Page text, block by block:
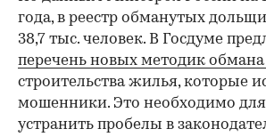
00:00 / 00:00
года, в реестр обманутых
38,7 тыс. человек. В Госдуме
перечень новых методик обмана
строительства жилья, которые
мошенники. Это необходимо для
устранить пробелы в